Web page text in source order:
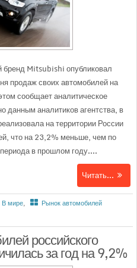
бренд Mitsubishi опубликовал
продаж своих автомобилей на
сообщает аналитическое
данным аналитиков агентства, в
на территории России
что на 23,2% меньше, чем по
в прошлом году....
Читать...
В мире,
Рынок автомобилей
российского
за год на 9,2%